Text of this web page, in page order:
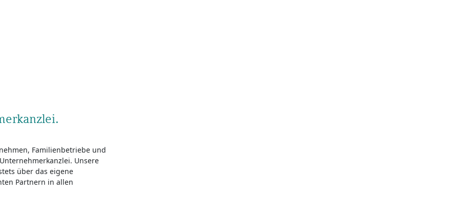
Familienbetriebe und
Unsere
über das eigene
Partnern in allen